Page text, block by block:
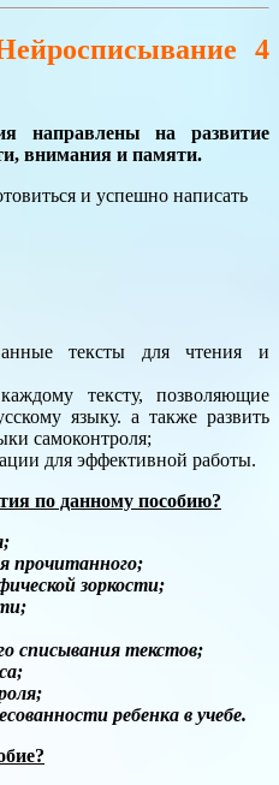
4
направлены на развитие
внимания и памяти.
и успешно написать
тексты для чтения и
тексту, позволяющие
языку. а также развить
самоконтроля;
для эффективной работы.
по данному пособию?
прочитанного;
зоркости;
списывания текстов;
ребенка в учебе.